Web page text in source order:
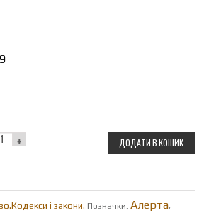
ДОДАТИ В КОШИК
і закони. Позначки: Алерта,